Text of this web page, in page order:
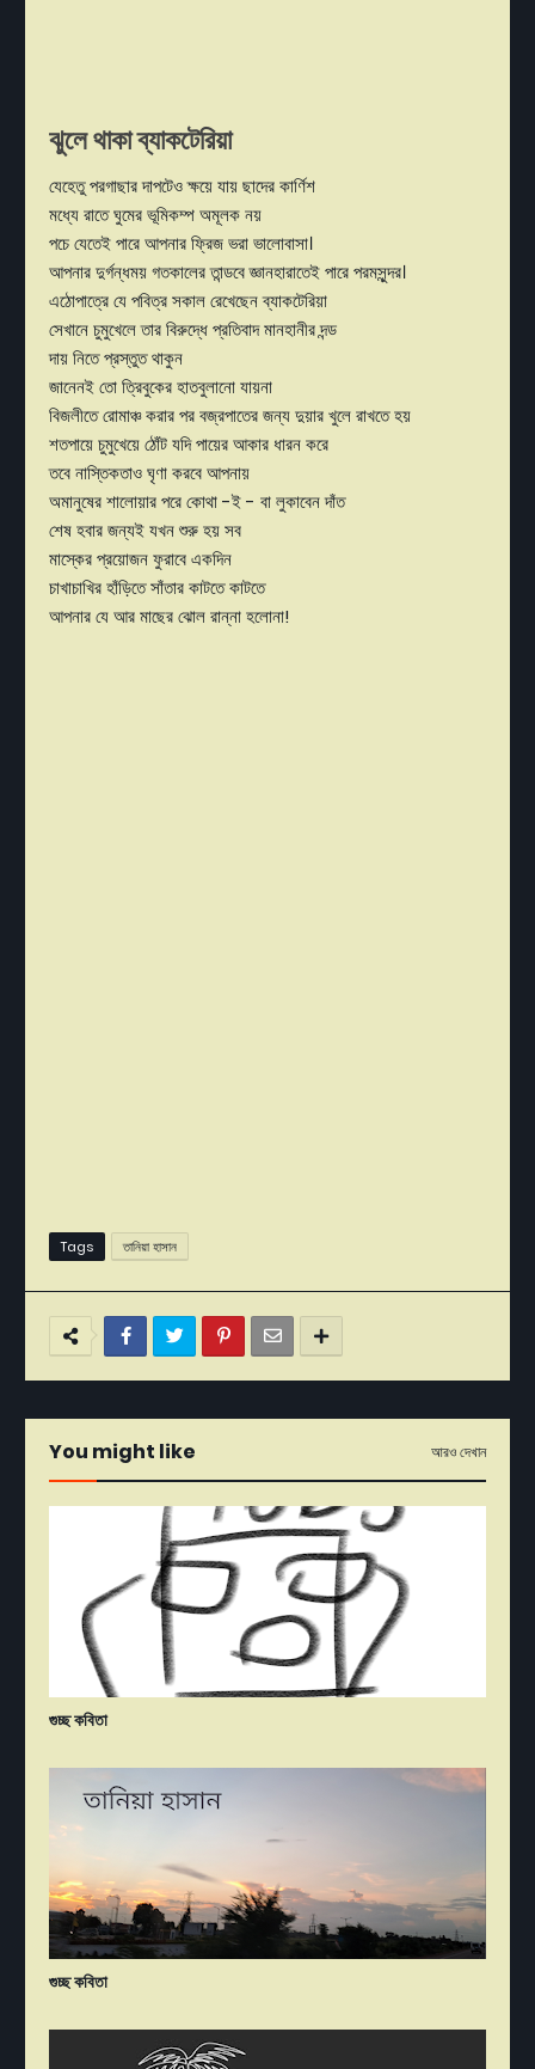
ঝুলে থাকাব্যাকটেরিয়া
যেহেতু পরগাছার দাপটেও ক্ষয়ে যায় ছাদের কার্ণিশ
মধ্যে রাতে ঘুমের ভূমিকম্প অমূলক নয়
পচে যেতেই পারে আপনার ফ্রিজ ভরা ভালোবাসা।
আপনার দুর্গন্ধময় গতকালের তান্ডবে জ্ঞানহারাতেই পারে পরমসুন্দর।
এঠোপাত্রে যে পবিত্র সকাল রেখেছেন ব্যাকটেরিয়া
সেখানে চুমুখেলে তার বিরুদ্ধে প্রতিবাদ মানহানীর দন্ড
দায় নিতে প্রস্তুত থাকুন
জানেনই তো ত্রিবুকের হাতবুলানো যায়না
বিজলীতে রোমাঞ্চ করার পর বজ্রপাতের জন্য দুয়ার খুলে রাখতে হয়
শতপায়ে চুমুখেয়ে ঠোঁট যদি পায়ের আকার ধারন করে
তবে নাস্তিকতাও ঘৃণা করবে আপনায়
অমানুষের শালোয়ার পরে কোথা -ই - বা লুকাবেন দাঁত
শেষ হবার জন্যই যখন শুরু হয় সব
মাস্কের প্রয়োজন ফুরাবে একদিন
চাখাচাখির হাঁড়িতে সাঁতার কাটতে কাটতে
আপনার যে আর মাছের ঝোল রান্না হলোনা!
Tags তানিয়া হাসান
You might like আরও দেখান
গুচ্ছ কবিতা
গুচ্ছ কবিতা